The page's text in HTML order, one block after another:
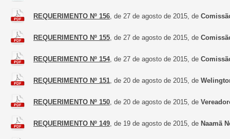
REQUERIMENTO Nº 156, de 27 de agosto de 2015, de
REQUERIMENTO Nº 155, de 27 de agosto de 2015, de
REQUERIMENTO Nº 154, de 27 de agosto de 2015, de
REQUERIMENTO Nº 151, de 20 de agosto de 2015, de
REQUERIMENTO Nº 150, de 20 de agosto de 2015, de
REQUERIMENTO Nº 149, de 19 de agosto de 2015, de Naamã